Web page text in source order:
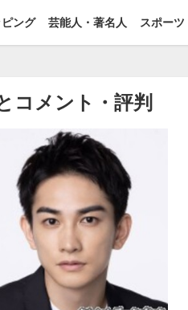
ング 芸能人・著名人 スポーツ
コメント・評判